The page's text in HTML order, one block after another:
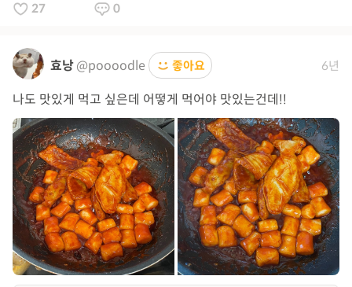
27 0
효낭@poooodle 좋아요 6년
나도 맛있게 먹고 싶은데 어떻게 먹어야 맛있는건데!!